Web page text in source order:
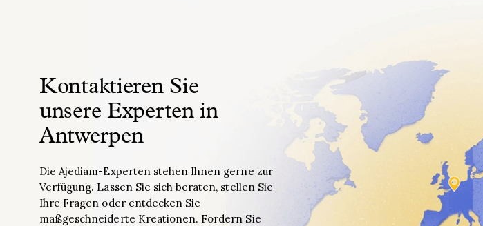
Kontaktieren Sie
unsere Experten in
Antwerpen
Die Ajediam-Experten stehen Ihnen gerne zur
Verfügung. Lassen Sie sich beraten, stellen Sie
Ihre Fragen oder entdecken Sie
maßgeschneiderte Kreationen. Fordern Sie